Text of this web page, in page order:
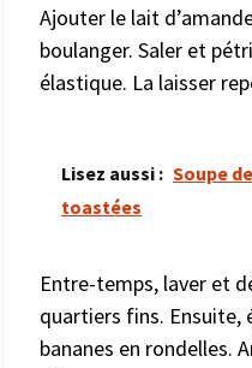
Ajouter le lait
boulanger. Saler et
élastique. La laisser
Lisez aussi : Soupe
toastées
Entre-temps, laver et
quartiers fins. Ensuite,
bananes en rondelles.